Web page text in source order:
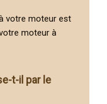
votre moteur est
moteur à
t-il par le